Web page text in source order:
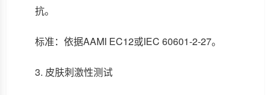
抗。
标准：依据AAMI EC12或IEC 60601-2-27。
3. 皮肤刺激性测试